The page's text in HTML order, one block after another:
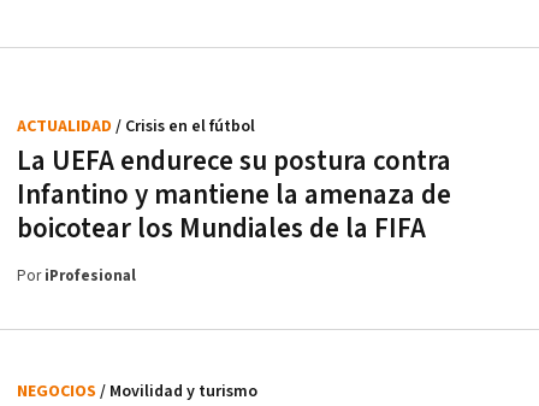
La UEFA endurece su postura contra
Infantino y mantiene la amenaza de
boicotear los Mundiales de la FIFA
ACTUALIDAD / Crisis en el fútbol
PoriProfesional
NEGOCIOS / Movilidad y turismo